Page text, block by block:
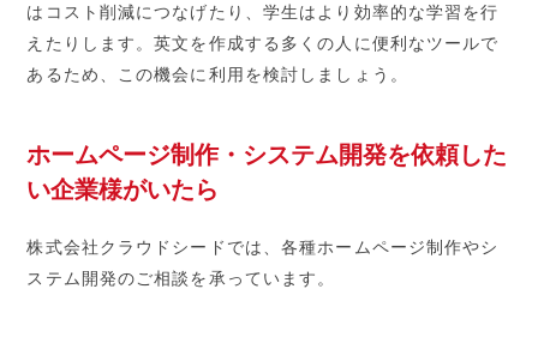
はコスト削減につなげたり、学生はより効率的な学習を行
えたりします。英文を作成する多くの人に便利なツールで
あるため、この機会に利用を検討しましょう。
ホームページ制作・システム開発を依頼した
い企業様がいたら
株式会社クラウドシードでは、各種ホームページ制作やシ
ステム開発のご相談を承っています。